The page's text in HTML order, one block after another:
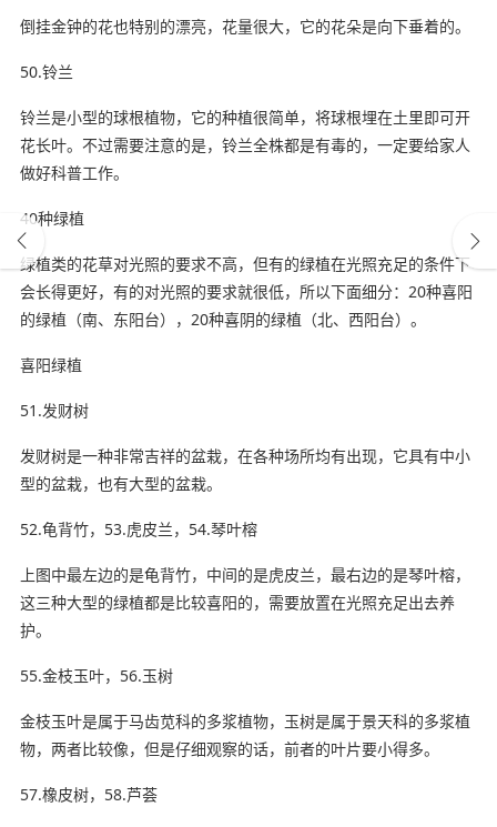
倒挂金钟的花也特别的漂亮，花量很大，它的花朵是向下垂着的。
50.铃兰
铃兰是小型的球根植物，它的种植很简单，将球根埋在土里即可开
花长叶。不过需要注意的是，铃兰全株都是有毒的，一定要给家人
做好科普工作。
40种绿植
绿植类的花草对光照的要求不高，但有的绿植在光照充足的条件下
会长得更好，有的对光照的要求就很低，所以下面细分：20种喜阳
的绿植（南、东阳台），20种喜阴的绿植（北、西阳台）。
喜阳绿植
51.发财树
发财树是一种非常吉祥的盆栽，在各种场所均有出现，它具有中小
型的盆栽，也有大型的盆栽。
52.龟背竹，53.虎皮兰，54.琴叶榕
上图中最左边的是龟背竹，中间的是虎皮兰，最右边的是琴叶榕，
这三种大型的绿植都是比较喜阳的，需要放置在光照充足出去养
护。
55.金枝玉叶，56.玉树
金枝玉叶是属于马齿苋科的多浆植物，玉树是属于景天科的多浆植
物，两者比较像，但是仔细观察的话，前者的叶片要小得多。
57.橡皮树，58.芦荟